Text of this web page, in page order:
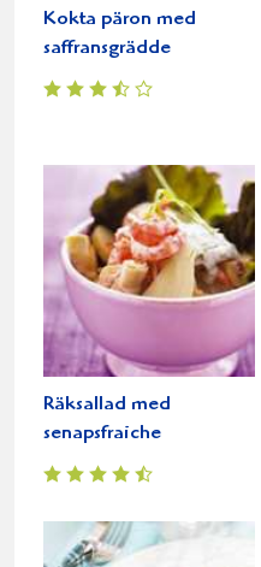
Kokta päron med
saffransgrädde
Räksallad med
senapsfraiche